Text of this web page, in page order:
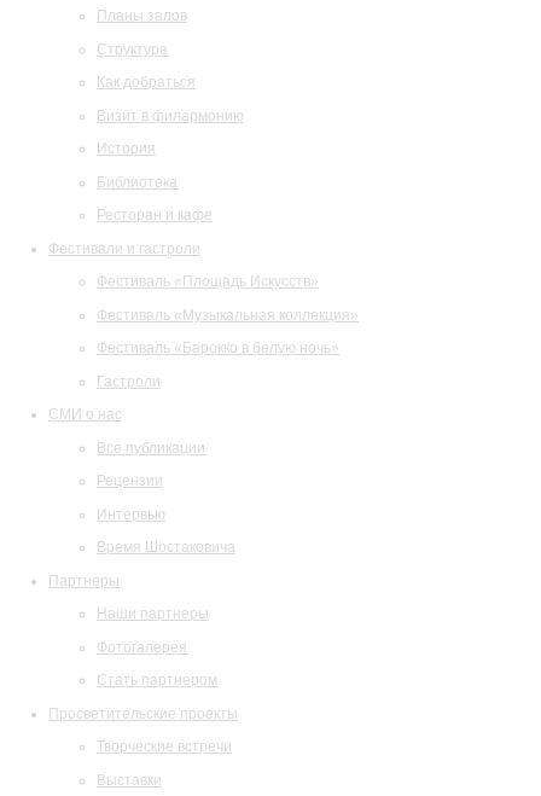
Планы залов
Структура
Как добраться
Визит в филармонию
История
Библиотека
Ресторан и кафе
Фестивали и гастроли
Фестиваль «Площадь Искусств»
Фестиваль «Музыкальная коллекция»
Фестиваль «Барокко в белую ночь»
Гастроли
СМИ о нас
Все публикации
Рецензии
Интервью
Время Шостаковича
Партнеры
Наши партнеры
Фотогалерея
Стать партнером
Просветительские проекты
Творческие встречи
Выставки